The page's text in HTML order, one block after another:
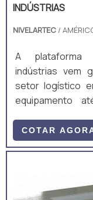
INDÚSTRIAS
NIVELARTEC /
A plataforma
indústrias vem
setor logístico
equipamento
manutenção em
vem
urbanos, as
COTAR